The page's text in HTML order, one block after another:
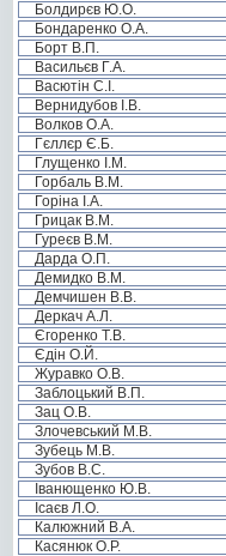
Болдирєв Ю.О.
Бондаренко О.А.
Борт В.П.
Васильєв Г.А.
Васютін С.І.
Вернидубов І.В.
Волков О.А.
Гєллєр Є.Б.
Глущенко І.М.
Горбаль В.М.
Горіна І.А.
Грицак В.М.
Гуреєв В.М.
Дарда О.П.
Демидко В.М.
Демчишен В.В.
Деркач А.Л.
Єгоренко Т.В.
Єдін О.Й.
Журавко О.В.
Заблоцький В.П.
Зац О.В.
Злочевський М.В.
Зубець М.В.
Зубов В.С.
Іванющенко Ю.В.
Ісаєв Л.О.
Калюжний В.А.
Касянюк О.Р.